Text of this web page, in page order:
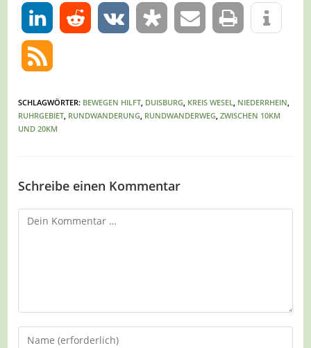
0
SCHLAGWÖRTER: BEWEGEN HILFT DUISBURG KREIS WESEL NIEDERRHEIN
RUHRGEBIET RUNDWANDERUNG RUNDWANDERWEG ZWISCHEN 10KM
UND 20KM
Schreibe einen Kommentar
Kommentar
Gib